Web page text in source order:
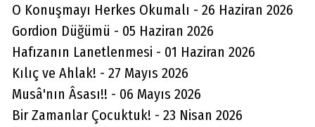
sandıklıdan gelirken otomobilimin hız
tempomat ayarını 118 km ye ayarladım hız
o yolda 110  =121 km aaa yolda tepede
ışıklı hız panosu o anda 132 km hızla
gittiğimi gösterdi hemen telefonla eşim
otomobilimin o anki otomatik ayarlı hızını
O Konuşmayı Herkes Okumalı - 26 Haziran 2026
Gordion Düğümü - 05 Haziran 2026
Hafızanın Lanetlenmesi - 01 Haziran 2026
Kılıç ve Ahlak! - 27 Mayıs 2026
Musâ'nın Âsası!! - 06 Mayıs 2026
Bir Zamanlar Çocuktuk! - 23 Nisan 2026